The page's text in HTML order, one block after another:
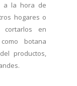
a la hora de
hogares o
cortarlos en
botana
productos,